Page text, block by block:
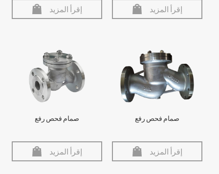
إقرأ المزيد إقرأ المزيد
صمام فحص رفع
إقرأ المزيد
صمام فحص رفع
إقرأ المزيد